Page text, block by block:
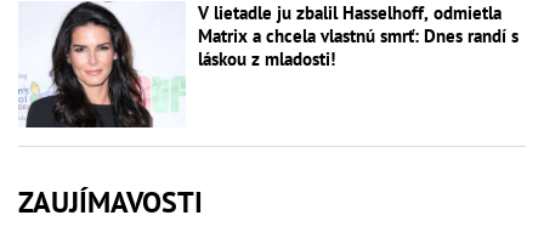
V lietadle ju zbalil Hasselhoff, odmietla
Matrix a chcela vlastnú smrť: Dnes randí s
láskou z mladosti!
ZAUJÍMAVOSTI